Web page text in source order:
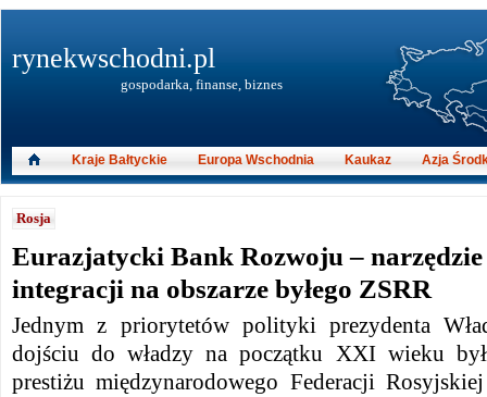
Rosja
Eurazjatycki Bank Rozwoju –
integracji na obszarze byłego ZSRR
Jednym z priorytetów polityki prezydenta
dojściu do władzy na początku XXI wieku
prestiżu międzynarodowego Federacji
rynekwschodni.pl
gospodarka, finanse, biznes
Kraje Bałtyckie Europa Wschodnia Kaukaz Azja